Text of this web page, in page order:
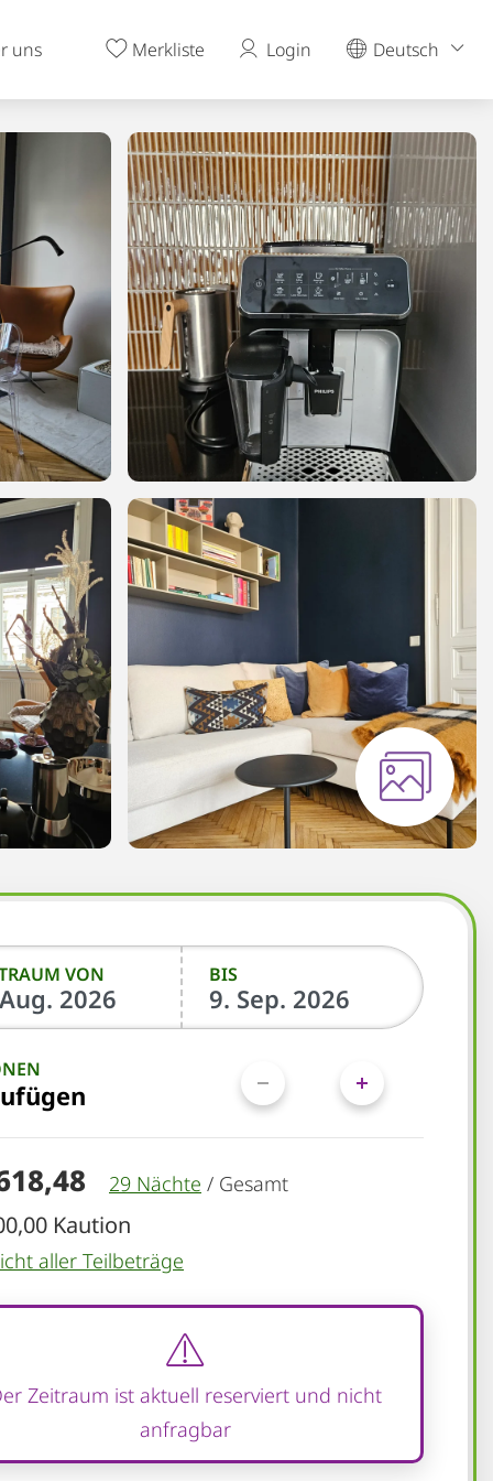
uns Merkliste Login Deutsch
VON BIS
29 Nächte / Gesamt
Kaution
aller Teilbeträge
Zeitraum ist aktuell reserviert und nicht
anfragbar